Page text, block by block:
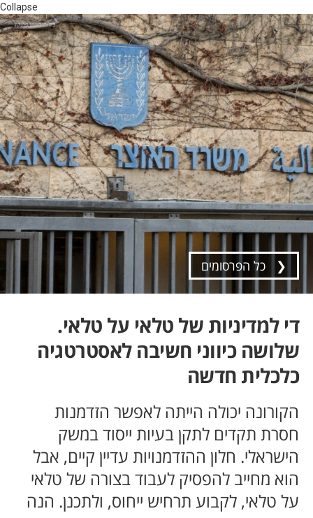
Collapse
❮ כל הפרסומים
צילום: נעמן פרנקל
די למדיניות של טלאי על טלאי.
שלושה כיווני חשיבה לאסטרטגיה
כלכלית חדשה
הקורונה יכולה הייתה לאפשר הזדמנות
חסרת תקדים לתקן בעיות ייסוד במשק
הישראלי. חלון ההזדמנויות עדיין קיים, אבל
הוא מחייב להפסיק לעבוד בצורה של טלאי
על טלאי, לקבוע תרחיש ייחוס, ולתכנן. הנה